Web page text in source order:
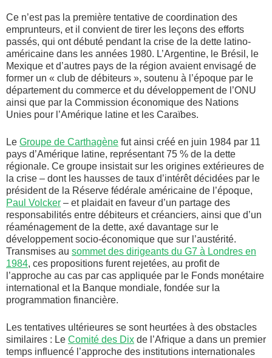
Ce n’est pas la première tentative de coordination des
emprunteurs, et il convient de tirer les leçons des efforts
passés, qui ont débuté pendant la crise de la dette latino-
américaine dans les années 1980. L’Argentine, le Brésil, le
Mexique et d’autres pays de la région avaient envisagé de
former un « club de débiteurs », soutenu à l’époque par le
département du commerce et du développement de l’ONU
ainsi que par la Commission économique des Nations
Unies pour l’Amérique latine et les Caraïbes.
Le Groupe de Carthagène fut ainsi créé en juin 1984 par 11
pays d’Amérique latine, représentant 75 % de la dette
régionale. Ce groupe insistait sur les origines extérieures de
la crise – dont les hausses de taux d’intérêt décidées par le
président de la Réserve fédérale américaine de l’époque,
Paul Volcker – et plaidait en faveur d’un partage des
responsabilités entre débiteurs et créanciers, ainsi que d’un
réaménagement de la dette, axé davantage sur le
développement socio-économique que sur l’austérité.
Transmises au sommet des dirigeants du G7 à Londres en
1984, ces propositions furent rejetées, au profit de
l’approche au cas par cas appliquée par le Fonds monétaire
international et la Banque mondiale, fondée sur la
programmation financière.
Les tentatives ultérieures se sont heurtées à des obstacles
similaires : Le Comité des Dix de l’Afrique a dans un premier
temps influencé l’approche des institutions internationales